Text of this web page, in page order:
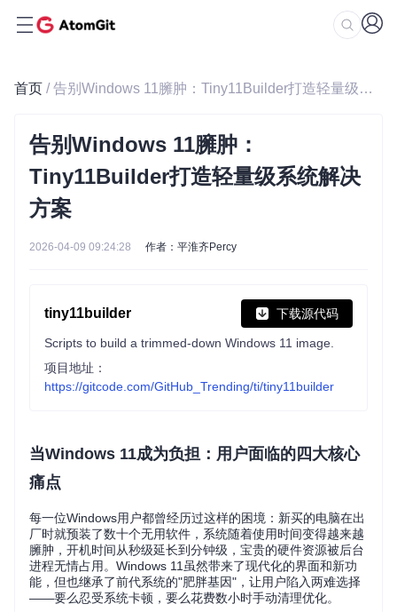
首页 / 告别Windows 11臃肿：Tiny11Builder打造轻量级系统解决方案
告别Windows 11臃肿：
Tiny11Builder打造轻量级系统解决
方案
2026-04-09 09:24:28 作者：平淮齐Percy
tiny11builder 下载源代码
Scripts to build a trimmed-down Windows 11 image.
项目地址：
https://gitcode.com/GitHub_Trending/ti/tiny11builder
当Windows 11成为负担：用户面临的四大核心
痛点
每一位Windows用户都曾经历过这样的困境：新买的电脑在出
厂时就预装了数十个无用软件，系统随着使用时间变得越来越
臃肿，开机时间从秒级延长到分钟级，宝贵的硬件资源被后台
进程无情占用。Windows 11虽然带来了现代化的界面和新功
能，但也继承了前代系统的"肥胖基因"，让用户陷入两难选择
——要么忍受系统卡顿，要么花费数小时手动清理优化。